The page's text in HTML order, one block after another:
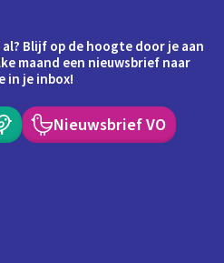
Blijf op de hoogte door je aan
maand een nieuwsbrief naar
in je inbox!
Nieuwsbrief VO